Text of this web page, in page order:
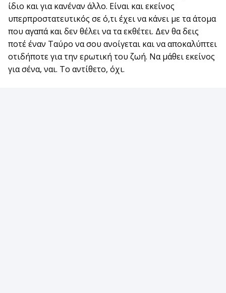
ίδιο και για κανέναν άλλο. Είναι και εκείνος
υπερπροστατευτικός σε ό,τι έχει να κάνει με τα άτομα
που αγαπά και δεν θέλει να τα εκθέτει. Δεν θα δεις
ποτέ έναν Ταύρο να σου ανοίγεται και να αποκαλύπτει
οτιδήποτε για την ερωτική του ζωή. Να μάθει εκείνος
για σένα, ναι. Το αντίθετο, όχι.